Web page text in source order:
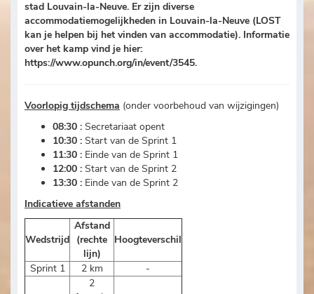
stad Louvain-la-Neuve. Er zijn diverse
accommodatiemogelijkheden in Louvain-la-Neuve (LOST
kan je helpen bij het vinden van accommodatie). Informatie
over het kamp vind je hier:
https://www.opunch.org/in/event/3545.
Voorlopig tijdschema (onder voorbehoud van wijzigingen)
08:30 : Secretariaat opent
10:30 : Start van de Sprint 1
11:30 : Einde van de Sprint 1
12:00 : Start van de Sprint 2
13:30 : Einde van de Sprint 2
Indicatieve afstanden
Wedstrijd
Afstand
(rechte
lijn)
Hoogteverschil
Sprint 1 2 km -
2